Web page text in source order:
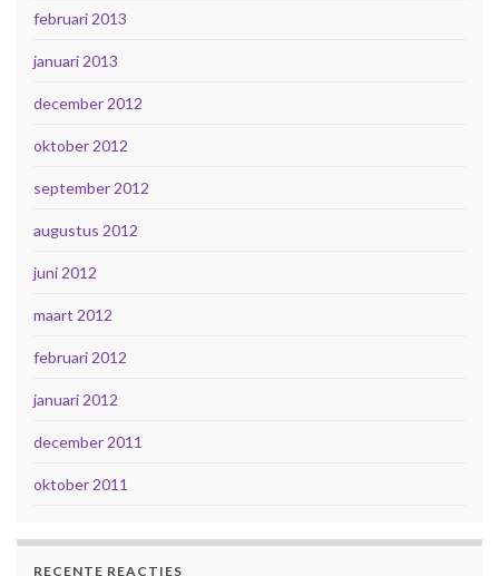
februari 2013
januari 2013
december 2012
oktober 2012
september 2012
augustus 2012
juni 2012
maart 2012
februari 2012
januari 2012
december 2011
oktober 2011
RECENTE REACTIES